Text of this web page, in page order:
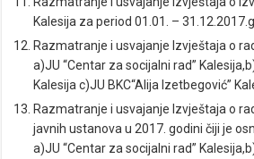
Kalesija za period 01.01. –
Razmatranje i usvajanje Izvještaja o
a)JU “Centar za socijalni rad”
Kalesija c)JU BKC“Alija Izetbegović”
Razmatranje i usvajanje Izvještaja o
javnih ustanova u 2017. godini čiji je
a)JU “Centar za socijalni rad”